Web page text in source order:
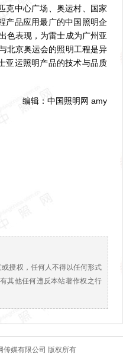
克中心广场、奥运村、国家
产品应用最广的中国照明企
色表现，为雷士成为广州亚
北京奥运会的照明工程是异
亚运照明产品的技术与品质
编辑：中国照明网 amy
授权，任何人不得以任何形式
其他任何违反本站著作权之行
传媒有限公司 版权所有